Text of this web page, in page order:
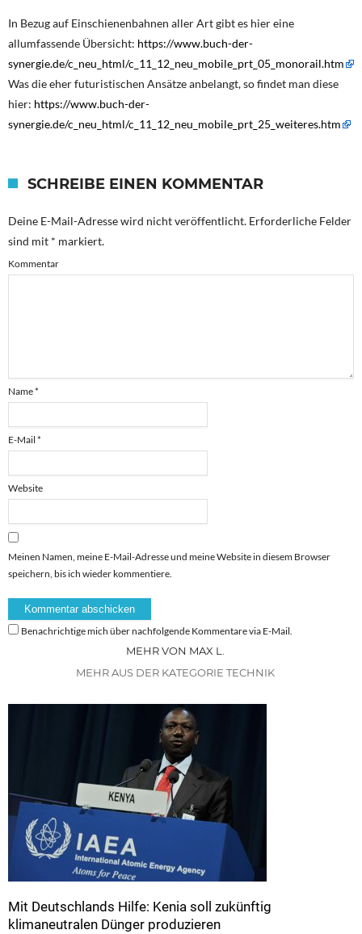
In Bezug auf Einschienenbahnen aller Art gibt es hier eine
allumfassende Übersicht: https://www.buch-der-
synergie.de/c_neu_html/c_11_12_neu_mobile_prt_05_monorail.htm
Was die eher futuristischen Ansätze anbelangt, so findet man diese
hier: https://www.buch-der-
synergie.de/c_neu_html/c_11_12_neu_mobile_prt_25_weiteres.htm
SCHREIBE EINEN KOMMENTAR
Deine E-Mail-Adresse wird nicht veröffentlicht. Erforderliche Felder
sind mit * markiert.
Kommentar
Name*
E-Mail *
Website
Meinen Namen, meine E-Mail-Adresse und meine Website in diesem Browser
speichern, bis ich wieder kommentiere.
Benachrichtige mich über nachfolgende Kommentare via E-Mail.
MEHR VON MAX L.
MEHR AUS DER KATEGORIE TECHNIK
Mit Deutschlands Hilfe: Kenia soll zukünftig
klimaneutralen Dünger produzieren